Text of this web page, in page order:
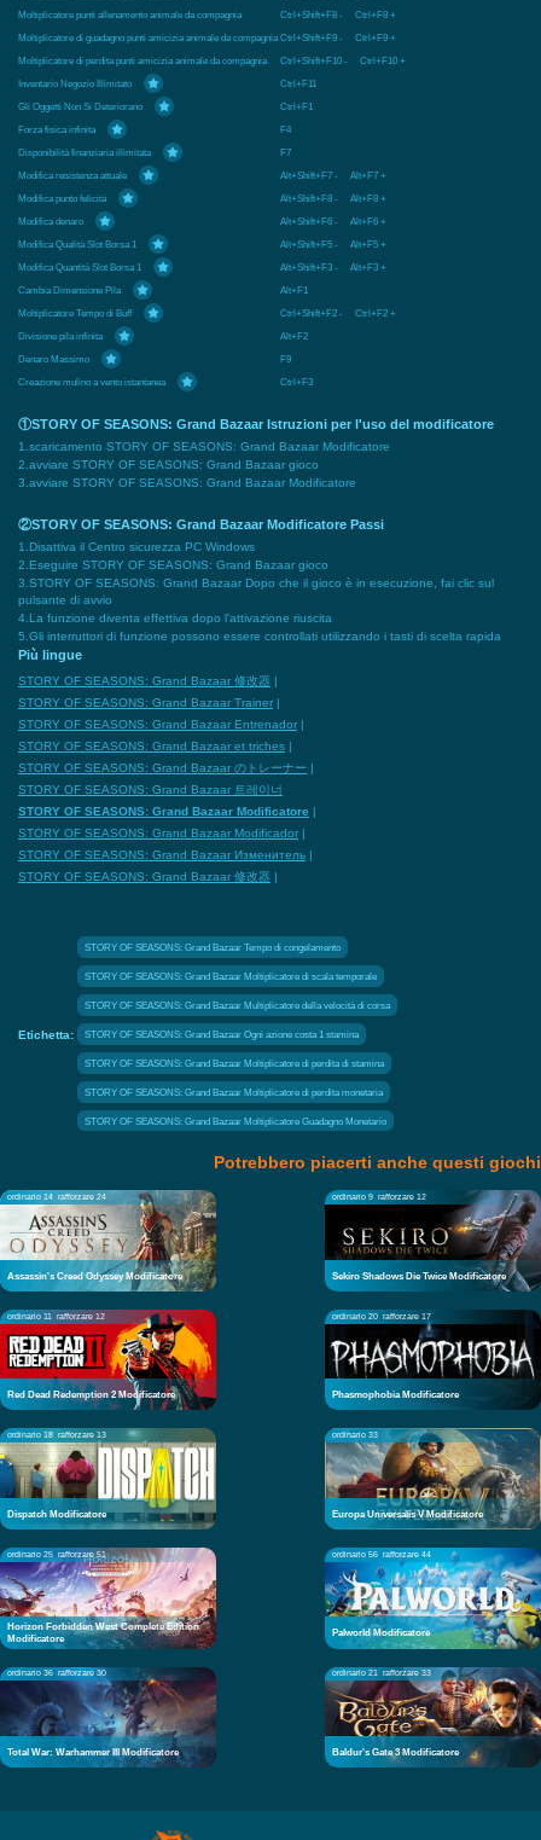
Moltiplicatore punti allenamento animale da compagnia
Ctrl+Shift+F8 - Ctrl+F8 +
Moltiplicatore di guadagno punti amicizia animale da compagnia Ctrl+Shift+F9 - Ctrl+F9 +
Moltiplicatore di perdita punti amicizia animale da compagnia
Ctrl+Shift+F10 - Ctrl+F10 +
Inventario Negozio Illimitato
Ctrl+F11
Gli Oggetti Non Si Deteriorano
Ctrl+F1
Forza fisica infinita
F4
Disponibilità finanziaria illimitata
F7
Modifica resistenza attuale
Alt+Shift+F7 - Alt+F7 +
Modifica punto felicità
Alt+Shift+F8 - Alt+F8 +
Modifica denaro
Alt+Shift+F6 - Alt+F6 +
Modifica Qualità Slot Borsa 1
Alt+Shift+F5 - Alt+F5 +
Modifica Quantità Slot Borsa 1
Alt+Shift+F3 - Alt+F3 +
Cambia Dimensione Pila
Alt+F1
Moltiplicatore Tempo di Buff
Ctrl+Shift+F2 - Ctrl+F2 +
Divisione pila infinita
Alt+F2
Denaro Massimo
F9
Creazione mulino a vento istantanea
Ctrl+F3
①STORY OF SEASONS: Grand Bazaar Istruzioni per l'uso del modificatore
1.scaricamento STORY OF SEASONS: Grand Bazaar Modificatore
2.avviare STORY OF SEASONS: Grand Bazaar gioco
3.avviare STORY OF SEASONS: Grand Bazaar Modificatore
②STORY OF SEASONS: Grand Bazaar Modificatore Passi
1.Disattiva il Centro sicurezza PC Windows
2.Eseguire STORY OF SEASONS: Grand Bazaar gioco
3.STORY OF SEASONS: Grand Bazaar Dopo che il gioco è in esecuzione, fai clic sul
pulsante di avvio
4.La funzione diventa effettiva dopo l'attivazione riuscita
5.Gli interruttori di funzione possono essere controllati utilizzando i tasti di scelta rapida
Più lingue
STORY OF SEASONS: Grand Bazaar 修改器 |
STORY OF SEASONS: Grand Bazaar Trainer |
STORY OF SEASONS: Grand Bazaar Entrenador |
STORY OF SEASONS: Grand Bazaar et triches |
STORY OF SEASONS: Grand Bazaar のトレーナー |
STORY OF SEASONS: Grand Bazaar 트레이너
STORY OF SEASONS: Grand Bazaar Modificatore |
STORY OF SEASONS: Grand Bazaar Modificador |
STORY OF SEASONS: Grand Bazaar Изменитель |
STORY OF SEASONS: Grand Bazaar 修改器 |
Etichetta:
STORY OF SEASONS: Grand Bazaar Tempo di congelamento
STORY OF SEASONS: Grand Bazaar Moltiplicatore di scala temporale
STORY OF SEASONS: Grand Bazaar Multiplicatore della velocità di corsa
STORY OF SEASONS: Grand Bazaar Ogni azione costa 1 stamina
STORY OF SEASONS: Grand Bazaar Moltiplicatore di perdita di stamina
STORY OF SEASONS: Grand Bazaar Moltiplicatore di perdita monetaria
STORY OF SEASONS: Grand Bazaar Moltiplicatore Guadagno Monetario
Potrebbero piacerti anche questi giochi
ordinario 14 rafforzare 24
Assassin's Creed Odyssey Modificatore
ordinario 9 rafforzare 12
Sekiro Shadows Die Twice Modificatore
ordinario 11 rafforzare 12
Red Dead Redemption 2 Modificatore
ordinario 20 rafforzare 17
Phasmophobia Modificatore
ordinario 18 rafforzare 13
Dispatch Modificatore
ordinario 33
Europa Universalis V Modificatore
ordinario 25 rafforzare 51
Horizon Forbidden West Complete Edition
Modificatore
ordinario 56 rafforzare 44
Palworld Modificatore
ordinario 36 rafforzare 30
Total War: Warhammer III Modificatore
ordinario 21 rafforzare 33
Baldur's Gate 3 Modificatore